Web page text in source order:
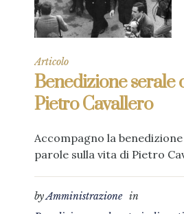
Articolo
Benedizione serale
Pietro Cavallero
Accompagno la
parole sulla vita di Pietro
byAmministrazione in